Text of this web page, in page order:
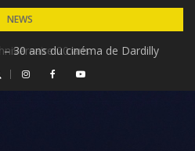
NEWS
20 ans
30 ans du cinéma de Dardilly